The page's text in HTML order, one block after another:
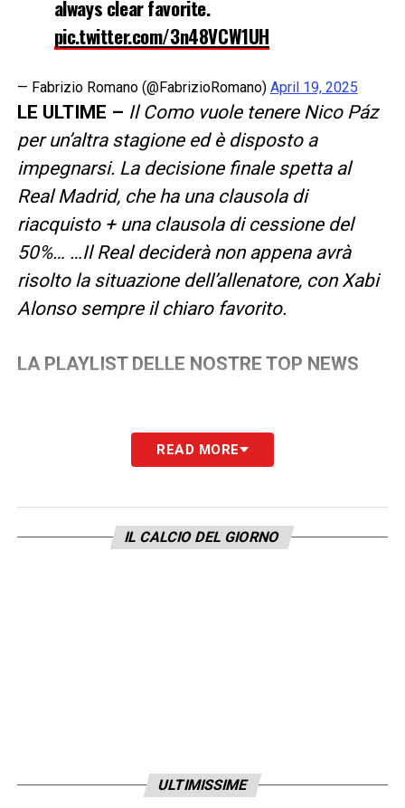
always clear favorite.
pic.twitter.com/3n48VCW1UH
— Fabrizio Romano (@FabrizioRomano) April 19, 2025
LE ULTIME – Il Como vuole tenere Nico Páz
per un’altra stagione ed è disposto a
impegnarsi. La decisione finale spetta al
Real Madrid, che ha una clausola di
riacquisto + una clausola di cessione del
50%… …Il Real deciderà non appena avrà
risolto la situazione dell’allenatore, con Xabi
Alonso sempre il chiaro favorito.
LA PLAYLIST DELLE NOSTRE TOP NEWS
READ MORE
IL CALCIO DEL GIORNO
ULTIMISSIME